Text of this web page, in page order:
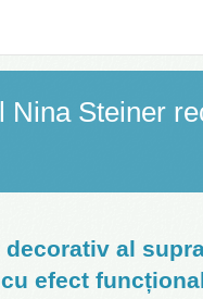
de interior
...
Nina Steiner
decorativ al
efect